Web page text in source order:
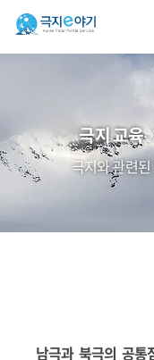
극지 교육
극지와 관련
남극과 북극의 공통